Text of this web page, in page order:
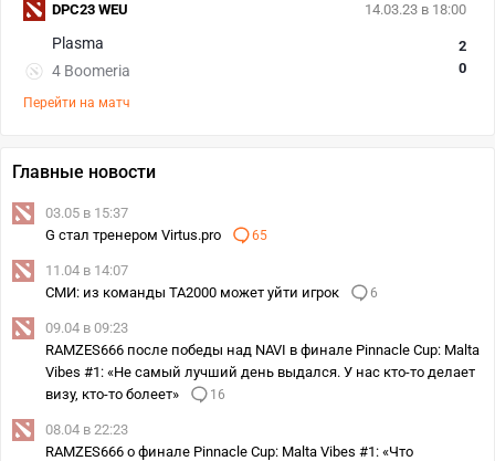
14.03.23 в 18:00
Plasma
4 Boomeria
2
0
Перейти на матч
DPC23 WEU
Главные новости
03.05 в 15:37
G стал тренером Virtus.pro
65
11.04 в 14:07
СМИ: из команды TA2000 может уйти игрок
6
09.04 в 09:23
RAMZES666 после победы над NAVI в финале Pinnacle Cup: Malta
Vibes #1: «Не самый лучший день выдался. У нас кто-то делает
визу, кто-то болеет»
16
08.04 в 22:23
RAMZES666 о финале Pinnacle Cup: Malta Vibes #1: «Что